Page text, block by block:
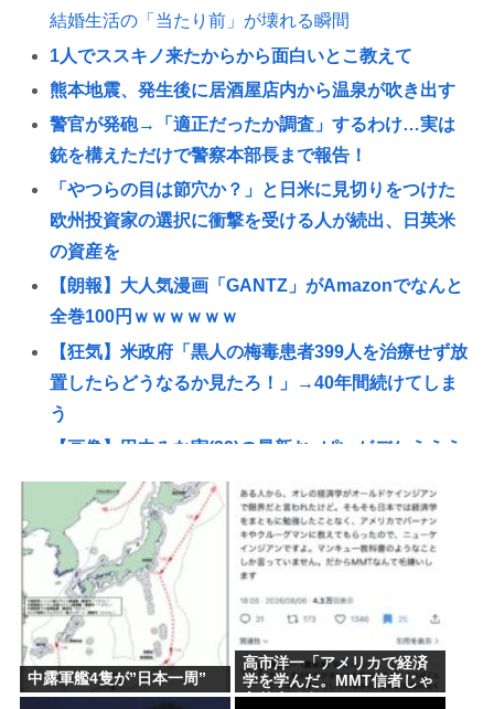
結婚生活の「当たり前」が壊れる瞬間
1人でススキノ来たからから面白いとこ教えて
熊本地震、発生後に居酒屋店内から温泉が吹き出す
警官が発砲→「適正だったか調査」するわけ…実は
銃を構えただけで警察本部長まで報告！
「やつらの目は節穴か？」と日米に見切りをつけた
欧州投資家の選択に衝撃を受ける人が続出、日英米
の資産を
【朗報】大人気漫画「GANTZ」がAmazonでなんと
全巻100円ｗｗｗｗｗｗ
【狂気】米政府「黒人の梅毒患者399人を治療せず放
置したらどうなるか見たろ！」→40年間続けてしま
う
【画像】田中みな実(39)の最新お●ぱいがデケえええ
えええええええ
石破茂前総理「ウクライナが核放棄しなければロシ
ア侵攻しなかった」 広島から考える”平和と安全保
障”
台湾メディア「中国がレアアースを武器に貿易戦争
した結果www」
【朗報】村重杏奈さん(30)のおっ◯い、ガチでコチラ
中露軍艦4隻が”日本一周”
高市洋一「アメリカで経済
学を学んだ。MMT信者じゃ
ありません」